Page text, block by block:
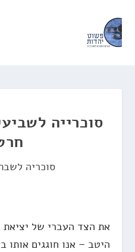
סוכרייה
סוכריה
את הצד העברי של יציאת
היטב – אנו חוגגים אותו